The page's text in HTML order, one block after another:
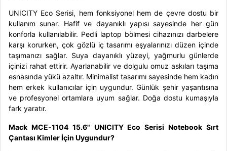
UNICITY Eco Serisi, hem fonksiyonel hem de çevre dostu bir
kullanım sunar. Hafif ve dayanıklı yapısı sayesinde her gün
konforla kullanılabilir. Pedli laptop bölmesi cihazınızı darbelere
karşı korurken, çok gözlü iç tasarımı eşyalarınızı düzen içinde
taşımanızı sağlar. Suya dayanıklı yüzeyi, yağmurlu günlerde
içinizi rahat ettirir. Ayarlanabilir ve dolgulu omuz askıları taşıma
esnasında yükü azaltır. Minimalist tasarımı sayesinde hem kadın
hem erkek kullanıcılar için uygundur. Günlük şehir yaşantısına
ve profesyonel ortamlara uyum sağlar. Doğa dostu kumaşıyla
fark yaratır.
Mack MCE-1104 15.6" UNICITY Eco Serisi Notebook Sırt
Çantası Kimler İçin Uygundur?